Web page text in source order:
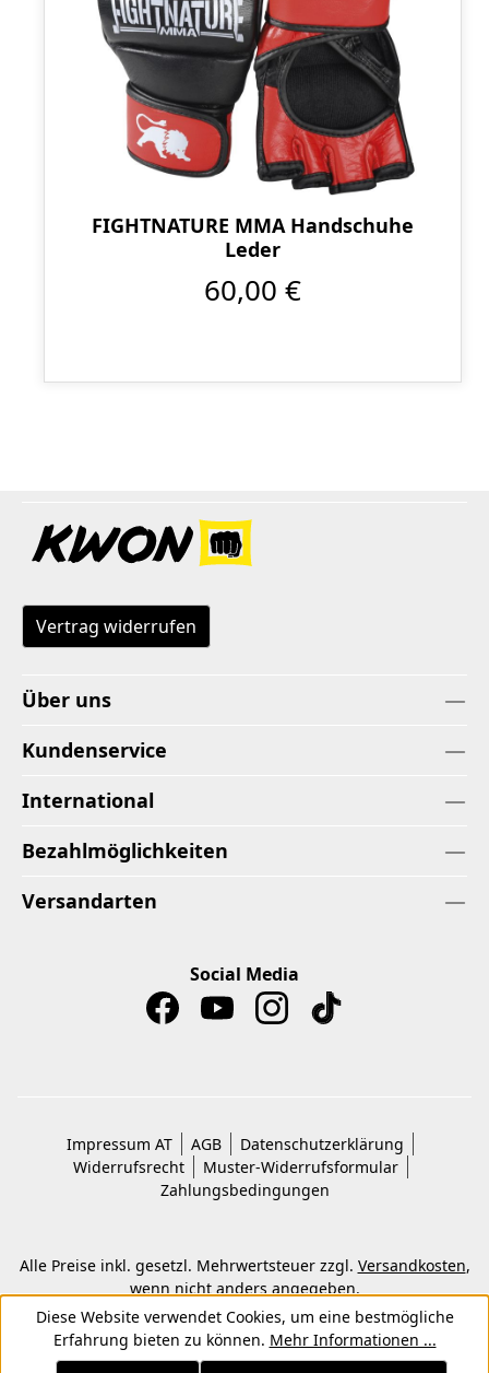
FIGHTNATURE MMA Handschuhe
Leder
60,00 €
Vertrag widerrufen
Über uns
Kundenservice
International
Bezahlmöglichkeiten
Versandarten
Social Media
Impressum AT AGB
Datenschutzerklärung
Widerrufsrecht
Muster-Widerrufsformular
Zahlungsbedingungen
Alle Preise inkl. gesetzl. Mehrwertsteuer zzgl. Versandkosten,
wenn nicht anders angegeben.
© 2026 Copyright © Kwon KG. Alle Rechte vorbehalten.
Diese Website verwendet Cookies, um eine bestmögliche
Erfahrung bieten zu können. Mehr Informationen ...